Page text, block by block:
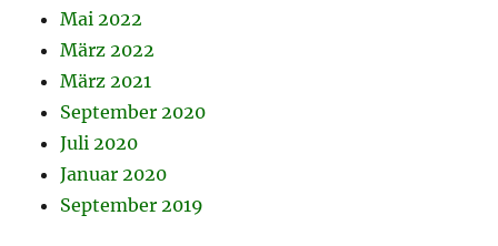
Mai 2022
März 2022
März 2021
September 2020
Juli 2020
Januar 2020
September 2019